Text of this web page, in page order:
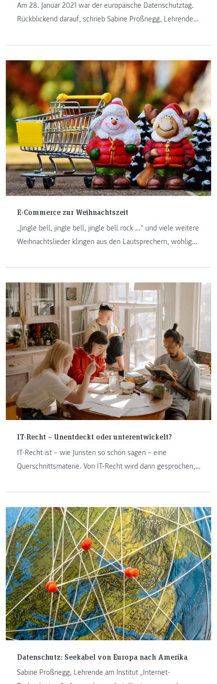
Am 28. Januar 2021 war der europäische Datenschutztag.
Rückblickend darauf, schrieb Sabine Proßnegg, Lehrende
E-Commerce zur Weihnachtszeit
„Jingle bell, jingle bell, jingle bell rock …“ und viele weitere
Weihnachtslieder klingen aus den Lautsprechern, wohlig
von zu Hause aus mit Spotify Playlist und Onlineshopping
im Jogginganzug, wo es sonst doch sehr viele
Österreichinnen und Österreicher in die Einkaufszentren
ihrer Nähe zieht.
IT-Recht – Unentdeckt oder unterentwickelt?
IT-Recht ist – wie Juristen so schön sagen – eine
Querschnittsmaterie. Von IT-Recht wird dann gesprochen,
Datenschutz: Seekabel von Europa nach Amerika
Sabine Proßnegg, Lehrende am Institut „Internet-